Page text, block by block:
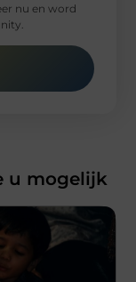
nu en word
u mogelijk